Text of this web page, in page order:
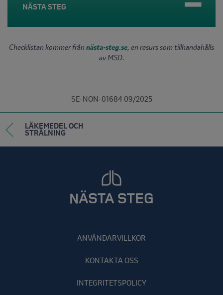
NÄSTA STEG
Checklistan kommer från nästa-steg.se, en resurs som tillhandahålls
av MSD.
SE-NON-01684 09/2025
LÄKEMEDEL OCH
STRÅLNING
ANVÄNDARVILLKOR
KONTAKTA OSS
INTEGRITETSPOLICY